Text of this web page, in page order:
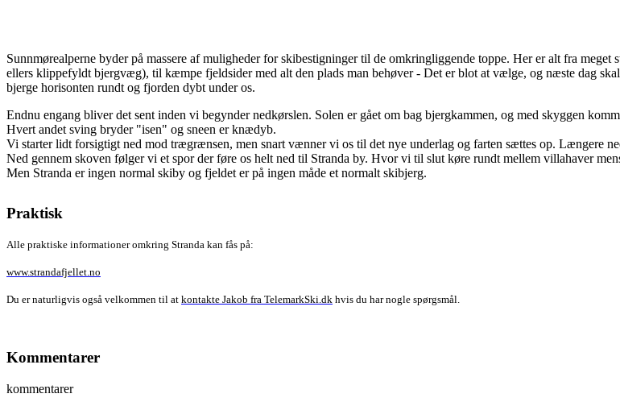
Sunnmørealperne byder på massere af muligheder for skibestigninger til de omkringliggende toppe. Her er alt fra
ellers klippefyldt bjergvæg), til kæmpe fjeldsider med alt den plads man behøver - Det er blot at vælge, og næste dag
bjerge horisonten rundt og fjorden dybt under os.
Endnu engang bliver det sent inden vi begynder nedkørslen. Solen er gået om bag bjergkammen, og med skyggen
Hvert andet sving bryder "isen" og sneen er knædyb.
Vi starter lidt forsigtigt ned mod trægrænsen, men snart vænner vi os til det nye underlag og farten sættes op. Længere
Ned gennem skoven følger vi et spor der føre os helt ned til Stranda by. Hvor vi til slut køre rundt mellem villahaver
Men Stranda er ingen normal skiby og fjeldet er på ingen måde et normalt skibjerg.
Praktisk
Alle praktiske informationer omkring Stranda kan fås på:
www.strandafjellet.no
Du er naturligvis også velkommen til at kontakte Jakob fra TelemarkSki.dk hvis du har nogle spørgsmål.
Kommentarer
kommentarer